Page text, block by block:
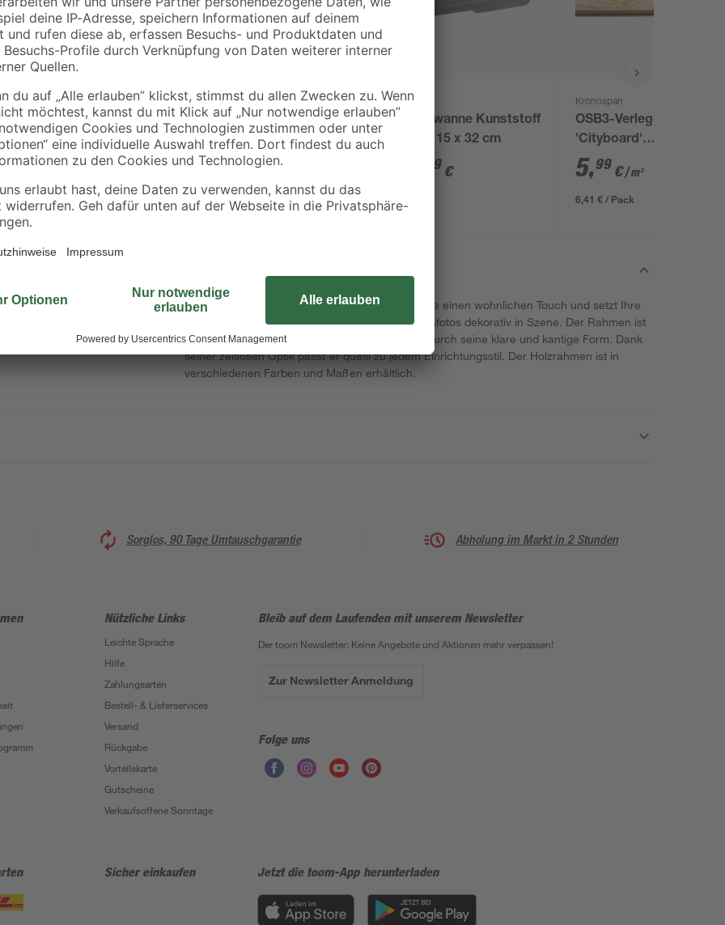
50
B1
Abdeckplane
Polyethylen
transparent 4 x 5 m
0, 06
1,29 € / Pack
Aufputz Steckdose 2-
fach Feuchtraum IP44
5,99
B1
Farbwanne Kunststoff
grau 15 x 32 cm
69 €
Kronospan
OSB3-Verlegeplatte
'Cityboard'
ungeschliffen 1690 x
634 x 12 mm
5,99 €/ m²
6,41 € / Pack
Der Holzrahmen "Malmö" verleiht Ihrem Zuhause einen wohnlichen Touch und setzt Ihre
persönlichen Urlaubserinnerungen oder Familienfotos dekorativ in Szene. Der Rahmen ist
mit einem Passepartout versehen und besticht durch seine klare und kantige Form. Dank
seiner zeitlosen Optik passt er quasi zu jedem Einrichtungsstil. Der Holzrahmen ist in
verschiedenen Farben und Maßen erhältlich.
Sorglos, 90 Tage Umtauschgarantie Abholung im Markt in 2 Stunden
Nützliche Links
Leichte Sprache
Hilfe
Zahlungsarten
Bestell- & Lieferservices
Versand
Rückgabe
Vorteilskarte
Gutscheine
Verkaufsoffene Sonntage
Bleib auf dem Laufenden mit unserem Newsletter
Der toom Newsletter: Keine Angebote und Aktionen mehr verpassen!
Zur Newsletter Anmeldung
Folge uns
Sicher einkaufen Jetzt die toom-App herunterladen